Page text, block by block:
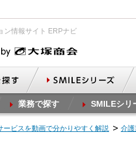
ン情報サイト ERPナビ
業務で探す SMILEシリ
ービスを動画で分かりやすく解説 介